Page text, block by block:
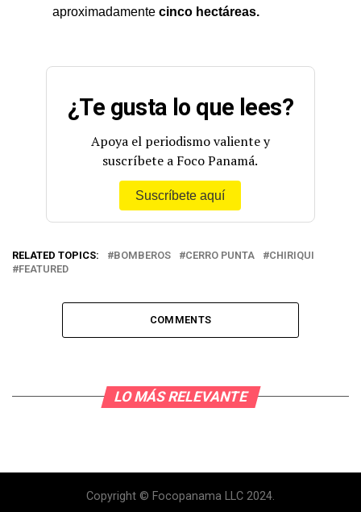
aproximadamente cinco hectáreas.
¿Te gusta lo que lees?
Apoya el periodismo valiente y
suscríbete a Foco Panamá.
Suscríbete aquí
RELATED TOPICS: BOMBEROS CERRO PUNTA
CHIRIQUI
FEATURED
COMMENTS
LO MÁS RELEVANTE
Copyright © Focopanama LLC 2024.